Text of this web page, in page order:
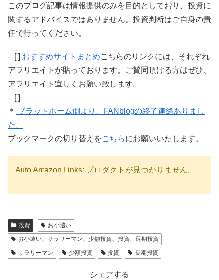
このブログ記事は情報提供のみを目的としており、投資に
関するアドバイスではありません。投資判断はご自身の責
任で行ってください。
– [ ] おすすめサイトまとめこちらのリンクには、それぞれ
アフリエイトが貼っております。ご賛同頂ける方はぜひ、
アフリエイト宜しくお願い致します。
– [ ]
＊ プラットホーム側より、FANblogの終了連絡ありまし
た。
ブックマークの切り替えをこちらにお願いいたします。
Auto Amazon Links: プロダクトが見つかりません。
投資
お小遣い
お小遣い、サラリーマン、少額投資、投資、長期投資
サラリーマン
少額投資 投資 長期投資
シェアする